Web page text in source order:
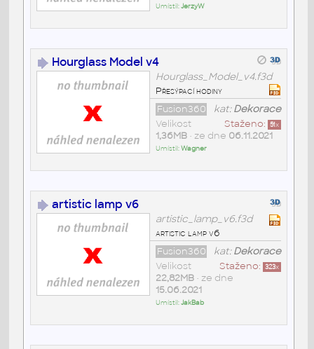
Umístil:JerzyW
Hourglass Model v4
Hourglass_Model_v4.f3d
Přesýpací hodiny
kat:Dekorace
Fusion360
Staženo: 51x
Velikost
1,36MB• ze dne 06.11.2021
Umístil:Wagner
artistic lamp v6
artistic_lamp_v6.f3d
artistic lamp v6
kat:Dekorace
Fusion360
Staženo: 323x
Velikost
22,82MB• ze dne
15.06.2021
Umístil:JakBab